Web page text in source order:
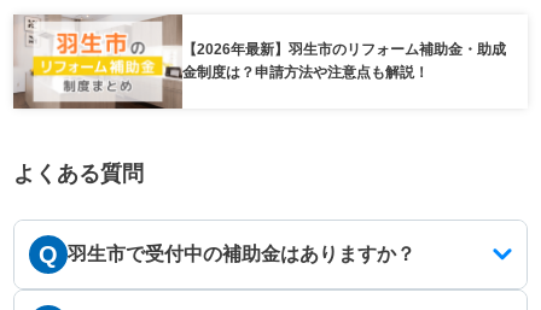
【2026年最新】羽生市のリフォーム補助金・助成
金制度は？申請方法や注意点も解説！
よくある質問
Q 羽生市で受付中の補助金はありますか？